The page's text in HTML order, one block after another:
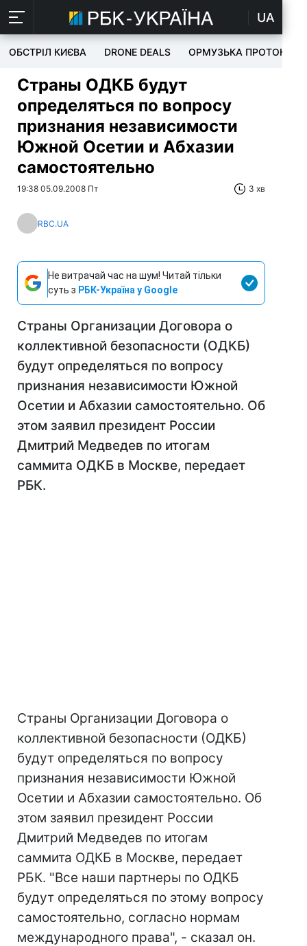
UA
ОБСТРІЛ КИЄВА DRONE DEALS ОРМУЗЬКА ПРОТОКА
Страны ОДКБ будут
определяться по вопросу
признания независимости
Южной Осетии и Абхазии
самостоятельно
19:38 05.09.2008 Пт 3 хв
RBC.UA
Не витрачай час на шум! Читай тільки
суть з РБК-Україна у Google
Страны Организации Договора о
коллективной безопасности (ОДКБ)
будут определяться по вопросу
признания независимости Южной
Осетии и Абхазии самостоятельно. Об
этом заявил президент России
Дмитрий Медведев по итогам
саммита ОДКБ в Москве, передает
РБК.
Страны Организации Договора о
коллективной безопасности (ОДКБ)
будут определяться по вопросу
признания независимости Южной
Осетии и Абхазии самостоятельно. Об
этом заявил президент России
Дмитрий Медведев по итогам
саммита ОДКБ в Москве, передает
РБК. "Все наши партнеры по ОДКБ
будут определяться по этому вопросу
самостоятельно, согласно нормам
международного права", - сказал он.